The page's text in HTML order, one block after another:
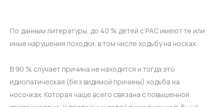
По данным литературы, до 40 % детей с РАС имеют те или
иные нарушения походки, в том числе ходьбу на носках.
В 90 % случает причина не находится и тогда это
идиопатическая (без видимой причины) ходьба на
носочках. Которая чаще всего связана с повышенной